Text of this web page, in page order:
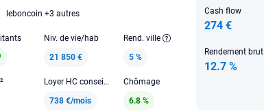
leboncoin +3 autres
Niv. de vie/hab
21 850 €
Rend. ville
5 %
Loyer HC conseillé
738 €/mois
Chômage
6.8 %
Cash flow
274 €
Rendement brut
12.7 %